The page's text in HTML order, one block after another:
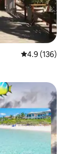
從 136 則評
4.9 (136)